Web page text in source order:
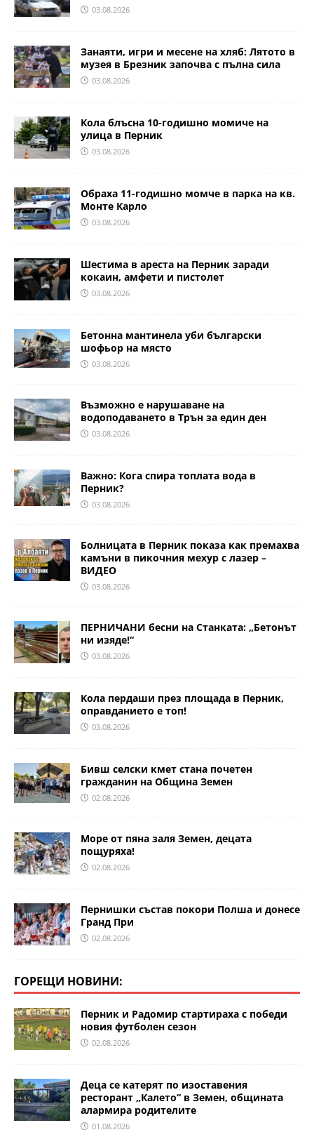
03.08.2026
Занаяти, игри и месене на хляб: Лятото в
музея в Брезник започва с пълна сила
03.08.2026
Кола блъсна 10-годишно момиче на
улица в Перник
03.08.2026
Обраха 11-годишно момче в парка на кв.
Монте Карло
03.08.2026
Шестима в ареста на Перник заради
кокаин, амфети и пистолет
03.08.2026
Бетонна мантинела уби български
шофьор на място
03.08.2026
Възможно е нарушаване на
водоподаването в Трън за един ден
03.08.2026
Важно: Кога спира топлата вода в
Перник?
03.08.2026
Болницата в Перник показа как премахва
камъни в пикочния мехур с лазер –
ВИДЕО
03.08.2026
ПЕРНИЧАНИ бесни на Станката: „Бетонът
ни изяде!“
03.08.2026
Кола пердаши през площада в Перник,
оправданието е топ!
03.08.2026
Бивш селски кмет стана почетен
гражданин на Община Земен
02.08.2026
Море от пяна заля Земен, децата
пощуряха!
02.08.2026
Пернишки състав покори Полша и донесе
Гранд При
02.08.2026
ГОРЕЩИ НОВИНИ:
Перник и Радомир стартираха с победи
новия футболен сезон
02.08.2026
Деца се катерят по изоставения
ресторант „Калето“ в Земен, общината
алармира родителите
01.08.2026